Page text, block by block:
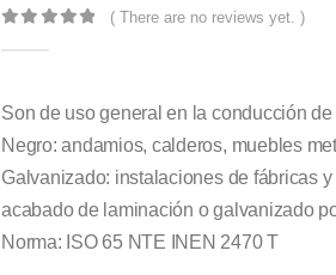
( There are no reviews yet. )
Son de uso general en la conducción
Negro: andamios, calderos, muebles
Galvanizado: instalaciones de fábricas
acabado de laminación o galvanizado
Norma: ISO 65 NTE INEN 2470 T